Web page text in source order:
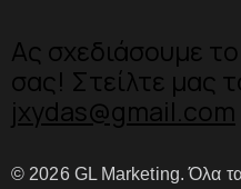
Ας σχεδιάσουμε
σας! Στείλτε μας
jxydas@gmail.com
© 2026 GL Marketing. Όλα τα